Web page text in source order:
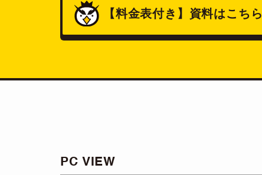
【料金表付き】 資料はこちら
PC VIEW